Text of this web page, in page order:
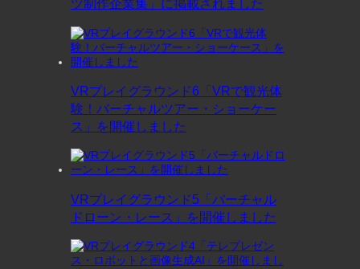
ツ制作企業集」に掲載されました
VRプレイグラウンド6「VRで観光体
験！バーチャルツアー・ショーケー
ス」を開催しました
VRプレイグラウンド5「バーチャル
ドローン・レース」を開催しました